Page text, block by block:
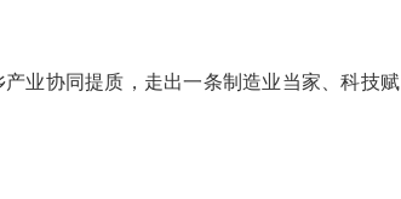
业协同提质，走出一条制造业当家、科技赋